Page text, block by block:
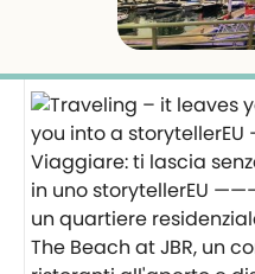
Viaggiare: ti lascia
in uno storyteller️EU
un quartiere
The Beach at JBR, un